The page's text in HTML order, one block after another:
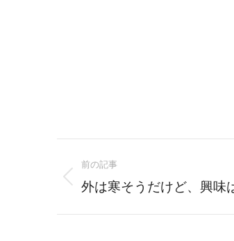
navigation
前の記事
Previous
外は寒そうだけど、興味